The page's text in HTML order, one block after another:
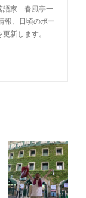
語家 春風亭一
報、日頃のボー
新します。